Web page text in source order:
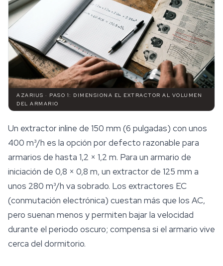
AZARIUS · PASO 1: DIMENSIONA EL EXTRACTOR AL VOLUMEN
DEL ARMARIO
Un extractor inline de 150 mm (6 pulgadas) con unos
400 m³/h es la opción por defecto razonable para
armarios de hasta 1,2 × 1,2 m. Para un armario de
iniciación de 0,8 × 0,8 m, un extractor de 125 mm a
unos 280 m³/h va sobrado. Los extractores EC
(conmutación electrónica) cuestan más que los AC,
pero suenan menos y permiten bajar la velocidad
durante el periodo oscuro; compensa si el armario vive
cerca del dormitorio.